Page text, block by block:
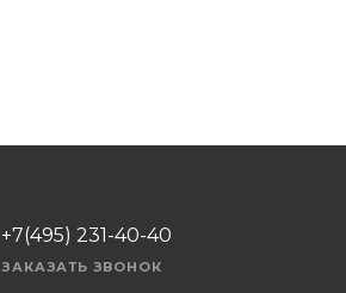
+7(495) 231-40-40
ЗАКАЗАТЬ ЗВОНОК